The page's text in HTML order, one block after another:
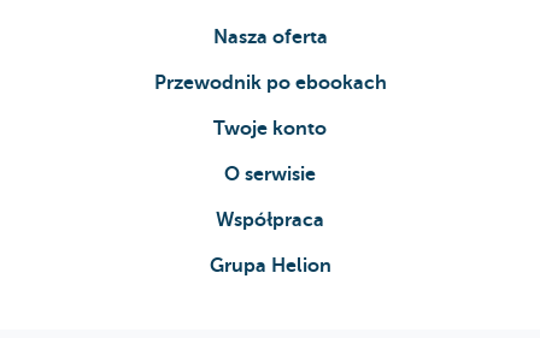
Nasza oferta
Przewodnik po ebookach
Twoje konto
O serwisie
Współpraca
Grupa Helion